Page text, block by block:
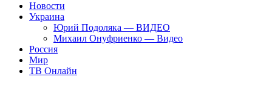
Новости
Украина
Юрий Подоляка — ВИДЕО
Михаил Онуфриенко — Видео
Россия
Мир
ТВ Онлайн